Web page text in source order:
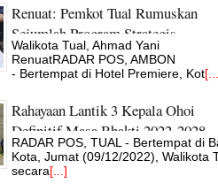
Renuat: Pemkot Tual Rumuskan
Sejumlah Program Strategis
Pembangunan Jangka Menengah &
Panjang
Walikota Tual, Ahmad Yani
RenuatRADAR POS, AMBON
- Bertempat di Hotel Premiere, Kot
Rahayaan Lantik 3 Kepala Ohoi
Definitif Masa Bhakti 2022-2028
RADAR POS, TUAL - Bertempat di
Kota, Jumat (09/12/2022), Walikota
secara[...]